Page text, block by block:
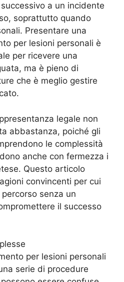
a un incidente
soprattutto quando
Presentare una
per lesioni personali è
per ricevere una
ma è pieno di
che è meglio gestire
legale non
abbastanza, poiché gli
le complessità
anche con fermezza i
Questo articolo
convincenti per cui
senza un
il successo
per lesioni personali
serie di procedure